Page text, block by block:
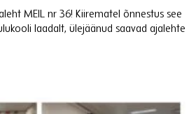
MEIL nr 36! Kiirematel õnnestus see
laadalt, ülejäänud saavad ajalehte